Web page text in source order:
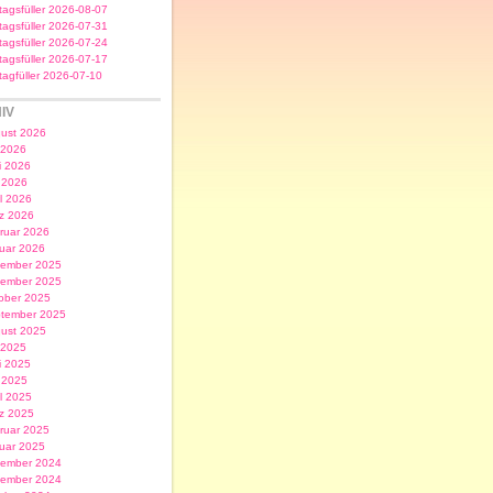
2026-08-07
2026-07-31
2026-07-24
2026-07-17
2026-07-10
2026
2026
2026
2026
2026
2026
2025
2025
2025
2025
2025
2025
2025
2025
2025
2025
2024
2024